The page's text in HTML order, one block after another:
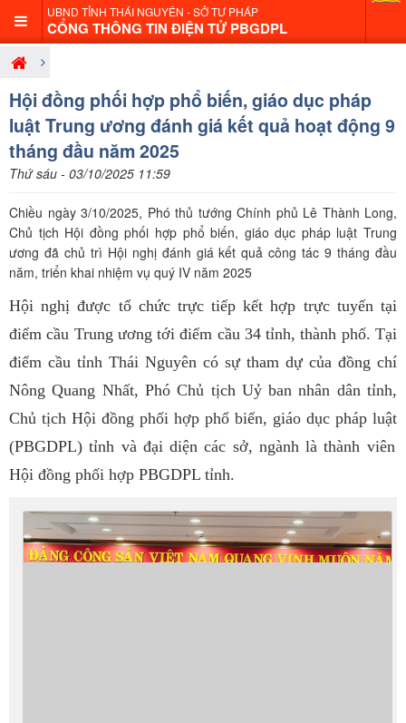
UBND TỈNH THÁI NGUYÊN - SỞ TƯ PHÁP
CỔNG THÔNG TIN ĐIỆN TỬ PBGDPL
Hội đồng phối hợp phổ biến, giáo dục pháp
luật Trung ương đánh giá kết quả hoạt động 9
tháng đầu năm 2025
Thứ sáu - 03/10/2025 11:59
Chiều ngày 3/10/2025, Phó thủ tướng Chính phủ Lê Thành Long,
Chủ tịch Hội đồng phối hợp phổ biến, giáo dục pháp luật Trung
ương đã chủ trì Hội nghị đánh giá kết quả công tác 9 tháng đầu
năm, triển khai nhiệm vụ quý IV năm 2025
Hội nghị được tổ chức trực tiếp kết hợp trực tuyến tại
điểm cầu Trung ương tới điểm cầu 34 tỉnh, thành phố. Tại
điểm cầu tỉnh Thái Nguyên có sự tham dự của đồng chí
Nông Quang Nhất, Phó Chủ tịch Uỷ ban nhân dântỉnh,
Chủ tịch Hội đồng phối hợp phổ biến, giáo dục pháp luật
(PBGDPL) tỉnh và đại diện các sở, ngànhlà thành viên
Hội đồng phối hợp PBGDPL tỉnh.